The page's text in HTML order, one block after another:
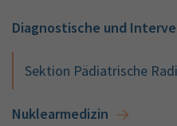
Diagnostische und
Sektion Pädiatrische
Nuklearmedizin